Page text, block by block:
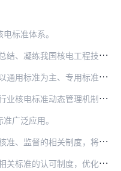
标准体系。
准的自主化程度。以核岛机械设备领域为切入点，重点开展标准技术路线统一专…
自洽性，加强标准应用的整体性、配套性，编制总目录，分卷汇编，方便使用。
强标准制修订工作，力争标准质量达到国际先进水平，满足实施应用的现实需求。
广泛应用。
一项重要参考指标。制定相关政策，提高行业研究和应用自主标准的积极性。
式，提高效率，为我国核电标准的应用和实施创造条件。